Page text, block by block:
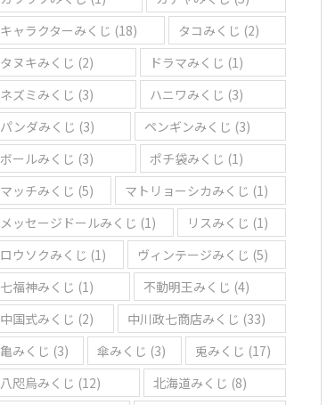
キャラクターみくじ (18) タコみくじ (2)
タヌキみくじ (2) ドラマみくじ (1)
ネズミみくじ (3) ハニワみくじ (3)
パンダみくじ (3) ペンギンみくじ (3)
ボールみくじ (3) ポチ袋みくじ (1)
マッチみくじ (5) マトリョーシカみくじ (1)
メッセージドールみくじ (1) リスみくじ (1)
ロウソクみくじ (1) ヴィンテージみくじ (5)
七福神みくじ (1) 不動明王みくじ (4)
中国式みくじ (2) 中川政七商店みくじ (33)
亀みくじ (3) 傘みくじ (3) 兎みくじ (17)
八咫烏みくじ (12) 北海道みくじ (8)